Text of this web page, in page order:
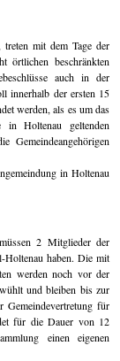
mit dem Tage der
beschränkten
auch in der
innerhalb der ersten 15
werden, als es um das
Holtenau geltenden
Gemeindeangehörigen
in Holtenau
2 Mitglieder der
Holtenau haben. Die mit
werden noch vor der
und bleiben bis zur
Gemeindevertretung für
für die Dauer von 12
einen eigenen